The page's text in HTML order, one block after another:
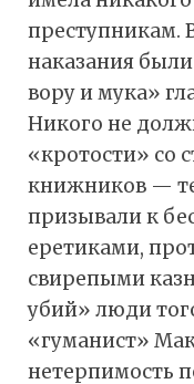
преступникам.
наказания
вору и мука»
Никого не
«кротости» со
книжников —
призывали к
еретиками,
свирепыми
убий» люди
«гуманист»
нетерпимость